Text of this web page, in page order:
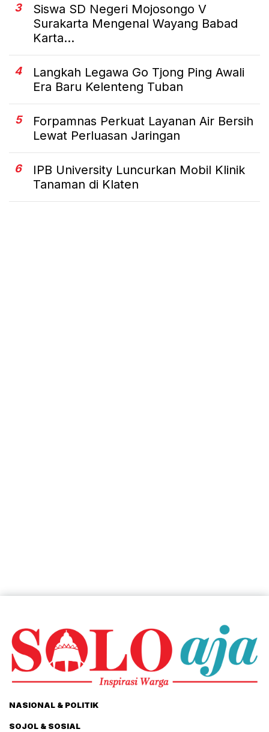
3
Siswa SD Negeri Mojosongo V
Surakarta Mengenal Wayang Babad
Karta...
4
Langkah Legawa Go Tjong Ping Awali
Era Baru Kelenteng Tuban
5
Forpamnas Perkuat Layanan Air Bersih
Lewat Perluasan Jaringan
6
IPB University Luncurkan Mobil Klinik
Tanaman di Klaten
NASIONAL & POLITIK
SOJOL & SOSIAL